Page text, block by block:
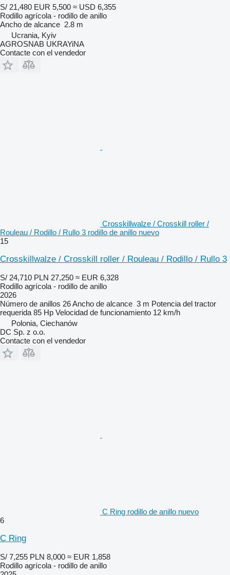
S/ 21,480 EUR 5,500 ≈ USD 6,355
Rodillo agrícola - rodillo de anillo
Ancho de alcance 2.8 m
Ucrania, Kyiv
AGROSNAB UKRAYiNA
Contacte con el vendedor
Crosskillwalze / Crosskill roller /
Rouleau / Rodillo / Rullo 3 rodillo de anillo nuevo
15
Crosskillwalze / Crosskill roller / Rouleau / Rodillo / Rullo 3
S/ 24,710 PLN 27,250 ≈ EUR 6,328
Rodillo agrícola - rodillo de anillo
2026
Número de anillos 26Ancho de alcance 3 m Potencia del tractor
requerida 85 Hp Velocidad de funcionamiento 12 km/h
Polonia, Ciechanów
DC Sp. z o.o.
Contacte con el vendedor
C Ring rodillo de anillo nuevo
6
C Ring
S/ 7,255 PLN 8,000 ≈ EUR 1,858
Rodillo agrícola - rodillo de anillo